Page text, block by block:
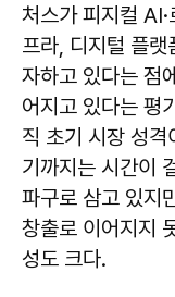
처스가 피지컬
프라, 디지털 플
자하고 있다는 점
어지고 있다는 평
직 초기 시장 성격
기까지는 시간이
파구로 삼고 있지
창출로 이어지지
성도 크다.